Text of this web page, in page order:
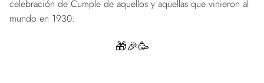
celebración de Cumple de aquellos y aquellas que vinieron al
mundo en 1930.
🎁🎉🥳